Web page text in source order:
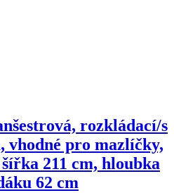
rozkládací/s
vhodné pro mazlíčky,
211 cm, hloubka
62 cm